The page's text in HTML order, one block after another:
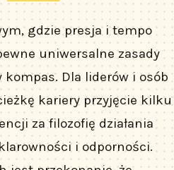
gdzie presja i tempo
uniwersalne zasady
kompas. Dla liderów i osób
kariery przyjęcie kilku
za filozofię działania
i odporności.